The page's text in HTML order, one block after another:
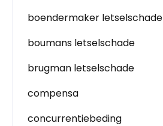
boendermaker letselschade
boumans letselschade
brugman letselschade
compensa
concurrentiebeding